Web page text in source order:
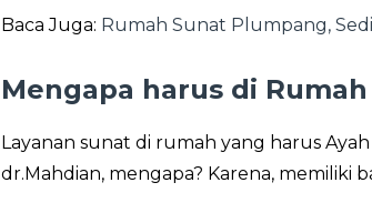
Baca Juga: Rumah Sunat Plumpang,
Mengapa harus di
Layanan sunat di rumah yang harus
dr.Mahdian, mengapa? Karena, memiliki